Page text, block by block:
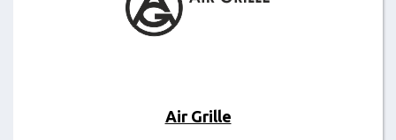
Air Grille